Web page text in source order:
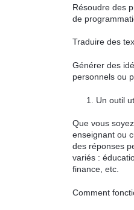
Résoudre des
de
Traduire des
Générer des
personnels ou
Un outil
Que vous
enseignant ou
des réponses
variés :
finance, etc.
Comment